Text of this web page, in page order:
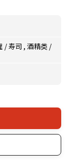
/寿司 , 酒精类 /